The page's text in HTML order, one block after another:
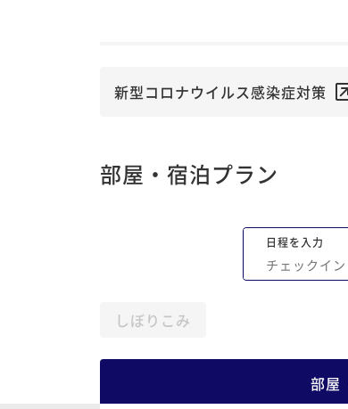
新型コロナウイルス感染症対策
部屋・宿泊プラン
日程を入力
チェックイン
しぼりこみ
部屋